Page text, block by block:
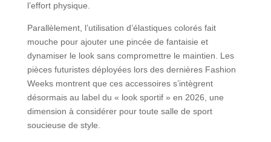
l’effort physique.
Parallèlement, l’utilisation d’élastiques colorés fait
mouche pour ajouter une pincée de fantaisie et
dynamiser le look sans compromettre le maintien. Les
pièces futuristes déployées lors des dernières Fashion
Weeks montrent que ces accessoires s’intègrent
désormais au label du « look sportif » en 2026, une
dimension à considérer pour toute salle de sport
soucieuse de style.